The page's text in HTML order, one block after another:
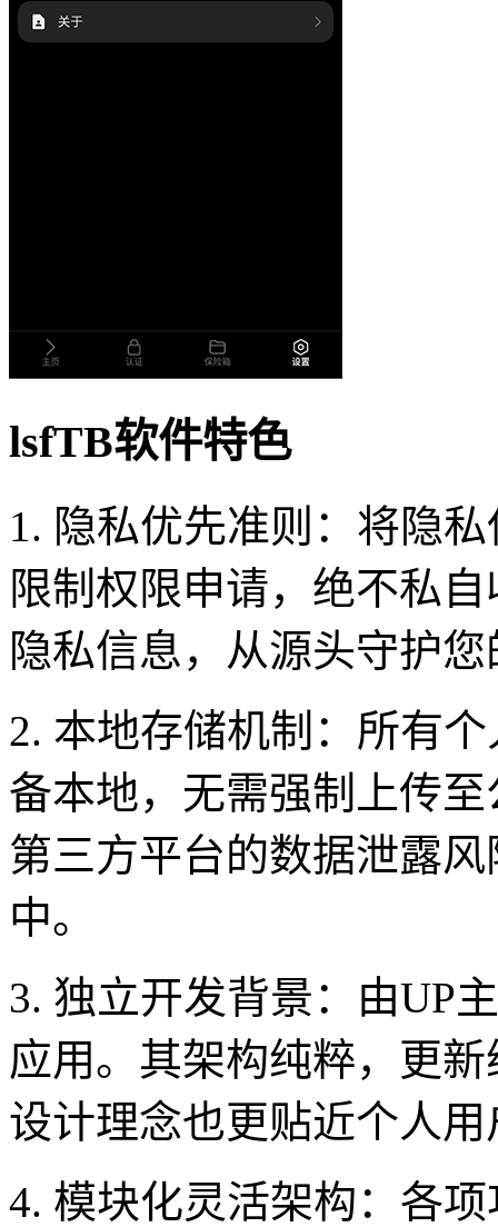
lsfTB软件特色
1. 隐私优先准则：将隐
限制权限申请，绝不私
隐私信息，从源头守护
2. 本地存储机制：所有
备本地，无需强制上传
第三方平台的数据泄露
中。
3. 独立开发背景：由UP
应用。其架构纯粹，更
设计理念也更贴近个人
4. 模块化灵活架构：各